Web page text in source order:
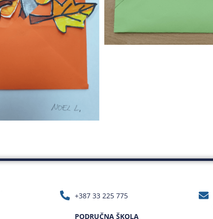
+387 33 225 775
PODRUČNA ŠKOLA